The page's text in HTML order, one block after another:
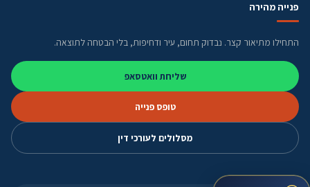
פנייה מהירה
התחילו מתיאור קצר. נבדוק תחום, עיר ודחיפות, בלי הבטחה לתוצאה.
שליחת וואטסאפ
טופס פנייה
מסלולים לעורכי דין